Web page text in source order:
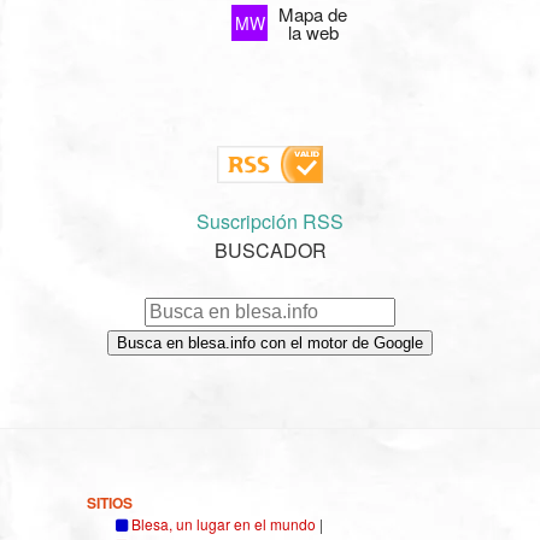
MW Mapa de
la web
Suscripción RSS
BUSCADOR
Busca en blesa.info con el motor de Google
SITIOS
Blesa, un lugar en el mundo |